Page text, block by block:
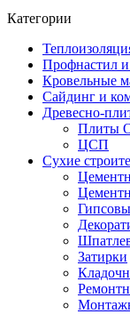
Категории
Профнастил
Кровельные
Сайдинг и
Древесно-
Плиты
ЦСП
Сухие
Затирки